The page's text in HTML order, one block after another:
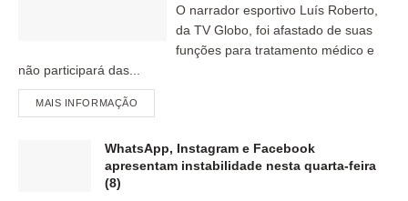
O narrador esportivo Luís Roberto,
da TV Globo, foi afastado de suas
funções para tratamento médico e
não participará das...
MAIS INFORMAÇÃO
WhatsApp, Instagram e Facebook
apresentam instabilidade nesta quarta-feira
(8)